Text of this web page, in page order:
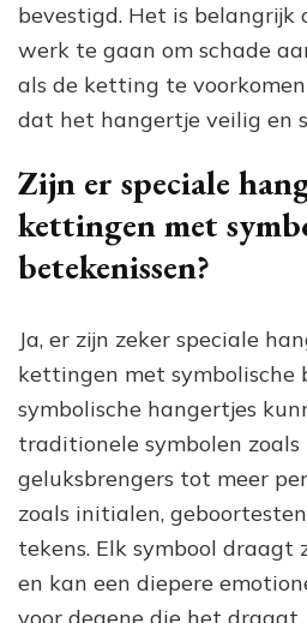
bevestigd. Het is belangrijk
werk te gaan om schade
als de ketting te
dat het hangertje veilig en
Zijn er speciale
kettingen met
betekenissen?
Ja, er zijn zeker speciale
kettingen met symbolische
symbolische hangertjes
traditionele symbolen zoals
geluksbrengers tot meer
zoals initialen,
tekens. Elk symbool draagt
en kan een diepere